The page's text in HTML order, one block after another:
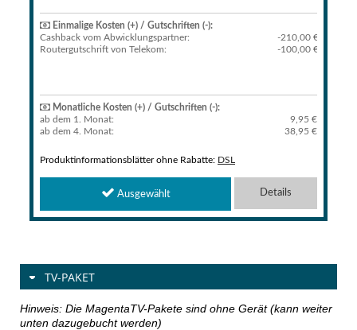
Einmalige Kosten (+) / Gutschriften (-):
Cashback vom Abwicklungspartner:
-210,00 €
Routergutschrift von Telekom:
-100,00 €
Monatliche Kosten (+) / Gutschriften (-):
ab dem 1. Monat:
9,95 €
ab dem 4. Monat:
38,95 €
Produktinformationsblätter ohne Rabatte: DSL
Ausgewählt Details
TV-PAKET
Hinweis: Die MagentaTV-Pakete sind ohne Gerät (kann weiter
unten dazugebucht werden)